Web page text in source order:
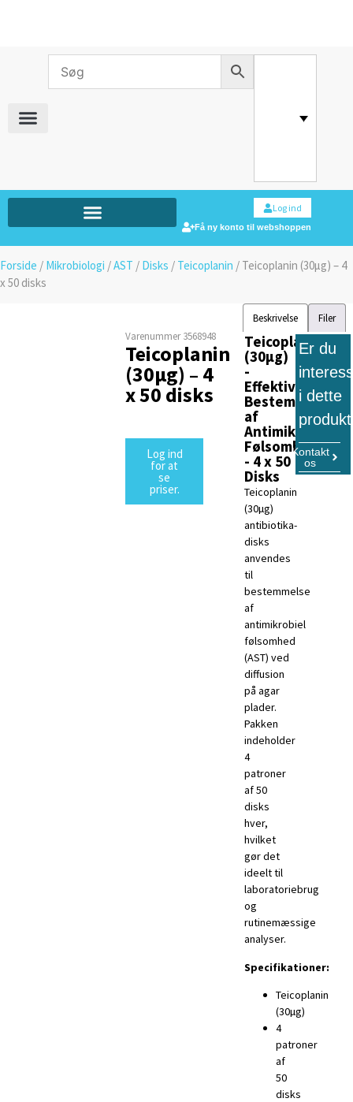
Log ind
Få ny konto til webshoppen
Forside / Mikrobiologi /AST / Disks / Teicoplanin / Teicoplanin (30µg) – 4
x 50 disks
Varenummer3568948
Teicoplanin
(30µg) – 4
x 50 disks
Log ind
for at
se
priser.
Beskrivelse Filer
Teicoplanin
(30µg)
-
Effektiv
Bestemmelse
af
Antimikrobiel
Følsomhed
- 4 x 50
Disks
Teicoplanin
(30µg)
antibiotika-
disks
anvendes
til
bestemmelse
af
antimikrobiel
følsomhed
(AST) ved
diffusion
på agar
plader.
Pakken
indeholder
4
patroner
af 50
disks
hver,
hvilket
gør det
ideelt til
laboratoriebrug
og
rutinemæssige
analyser.
Specifikationer:
Teicoplanin
(30µg)
4
patroner
af
50
disks
Er du
i dette
Kontakt
os